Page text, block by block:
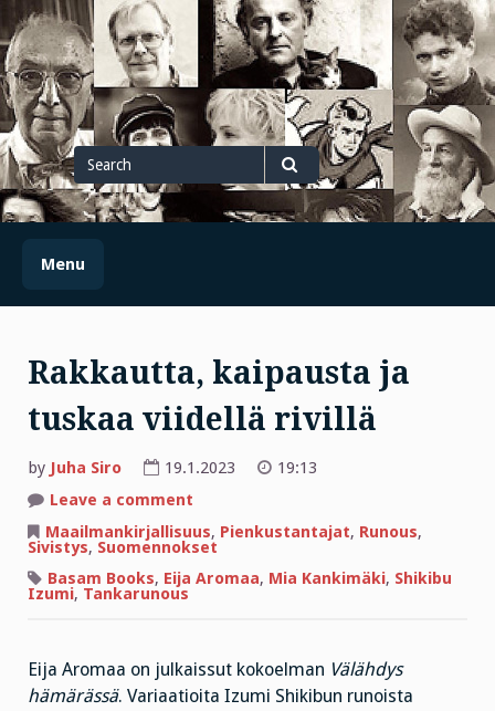
Skip
to
content
Search
for
Search
Menu
Rakkautta, kaipausta ja
tuskaa viidellä rivillä
by Juha Siro 19.1.2023
19:13
Leave a comment
kaipausta
ja
viidellä
Maailmankirjallisuus, Pienkustantajat, Runous,
Sivistys, Suomennokset
Basam Books, Eija Aromaa, Mia Kankimäki, Shikibu
Izumi, Tankarunous
Eija Aromaa on julkaissut kokoelman Välähdys
hämärässä. Variaatioita Izumi Shikibun runoista